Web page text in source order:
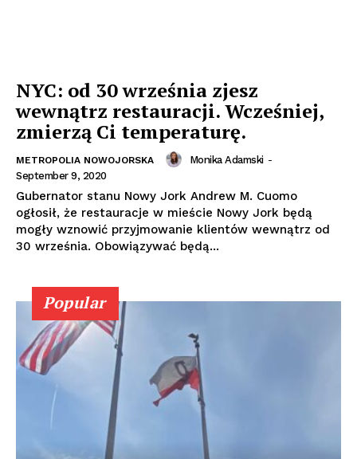
NYC: od 30 września zjesz
wewnątrz restauracji. Wcześniej,
zmierzą Ci temperaturę.
METROPOLIA NOWOJORSKA Monika Adamski -
September 9, 2020
Gubernator stanu Nowy Jork Andrew M. Cuomo
ogłosił, że restauracje w mieście Nowy Jork będą
mogły wznowić przyjmowanie klientów wewnątrz od
30 września. Obowiązywać będą...
Popular